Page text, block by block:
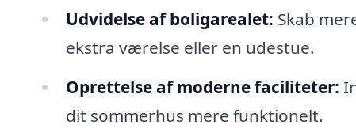
Udvidelse af boligarealet: Skab
ekstra værelse eller en udestue.
Oprettelse af moderne faciliteter:
dit sommerhus mere funktionelt.